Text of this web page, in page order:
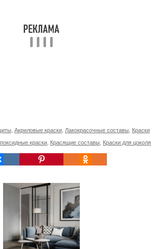
Акриловые краски Лакокрасочные составы Краски
краски Красящие составы Краски для цоколя